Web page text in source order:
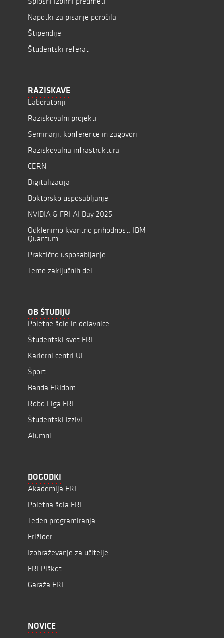
Napotki za pisanje poročila
Štipendije
Študentski referat
RAZISKAVE
Laboratoriji
Raziskovalni projekti
Seminarji, konference in zagovori
Raziskovalna infrastruktura
CERN
Digitalizacija
Doktorsko usposabljanje
NVIDIA & FRI AI Day 2025
Odklenimo kvantno prihodnost: IBM
Quantum
Praktično usposabljanje
Teme zaključnih del
OB ŠTUDIJU
Poletne šole in delavnice
Študentski svet FRI
Karierni centri UL
Šport
Banda FRIdom
Robo Liga FRI
Študentski izzivi
Alumni
DOGODKI
Akademija FRI
Poletna šola FRI
Teden programiranja
Frižider
Izobraževanje za učitelje
FRI Piškot
Garaža FRI
NOVICE